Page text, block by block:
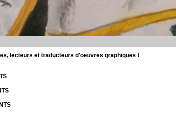
lecteurs et traducteurs d'oeuvres graphiques !